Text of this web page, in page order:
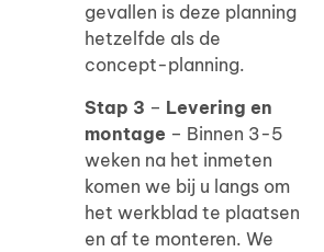
gevallen is deze planning
hetzelfde als de
concept-planning.
Stap 3 – Levering en
montage – Binnen 3-5
weken na het inmeten
komen we bij u langs om
het werkblad te plaatsen
en af te monteren. We